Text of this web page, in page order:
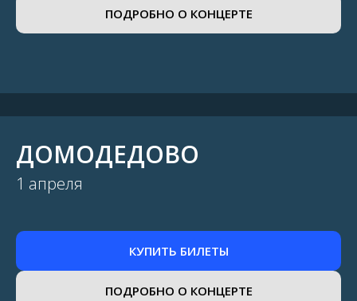
ПОДРОБНО О КОНЦЕРТЕ
ДОМОДЕДОВО
1 апреля
КУПИТЬ БИЛЕТЫ
ПОДРОБНО О КОНЦЕРТЕ